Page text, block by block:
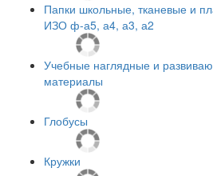
Папки школьные, тканевые и
ИЗО ф-а5, а4, а3, а2
Учебные наглядные и
материалы
Глобусы
Кружки